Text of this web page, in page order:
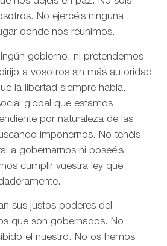
No ejercéis ninguna
donde nos reunimos.
gobierno, ni pretendemos
a vosotros sin más autoridad
la libertad siempre habla.
global que estamos
por naturaleza de las
imponernos. No tenéis
a gobernarnos ni poseéis
cumplir vuestra ley que
sus justos poderes del
que son gobernados. No
el nuestro. No os hemos